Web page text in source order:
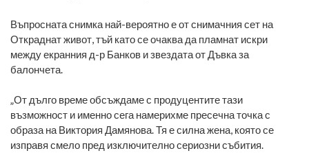
Въпросната снимка най-вероятно е от снимачния сет на
Откраднат живот, тъй като се очаква да пламнат искри
между екранния д-р Банков и звездата от Дъвка за
балончета.
„От дълго време обсъждаме с продуцентите тази
възможност и именно сега намерихме пресечна точка с
образа на Виктория Дамянова. Тя е силна жена, която се
изправя смело пред изключително сериозни събития.